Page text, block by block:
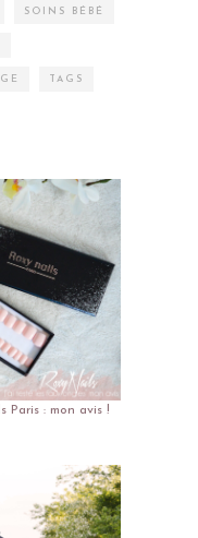
SOINS BÉBÉ
TAGS
Paris : mon avis !